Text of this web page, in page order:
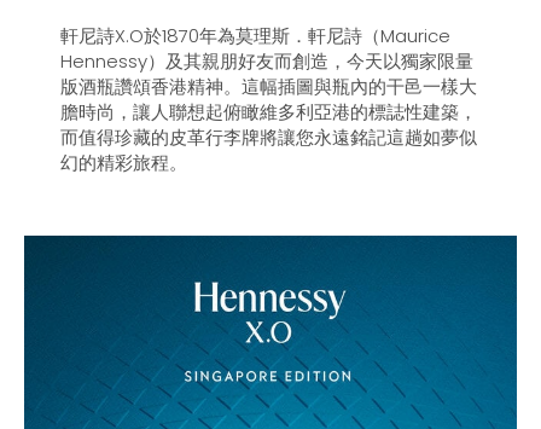
軒尼詩X.O於1870年為莫理斯．軒尼詩（Maurice
Hennessy）及其親朋好友而創造，今天以獨家限量
版酒瓶讚頌香港精神。這幅插圖與瓶內的干邑一樣大
膽時尚，讓人聯想起俯瞰維多利亞港的標誌性建築，
而值得珍藏的皮革行李牌將讓您永遠銘記這趟如夢似
幻的精彩旅程。